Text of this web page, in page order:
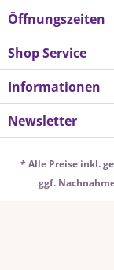
Öffnungszeiten
Shop Service
Informationen
Newsletter
* Alle Preise inkl.
ggf.